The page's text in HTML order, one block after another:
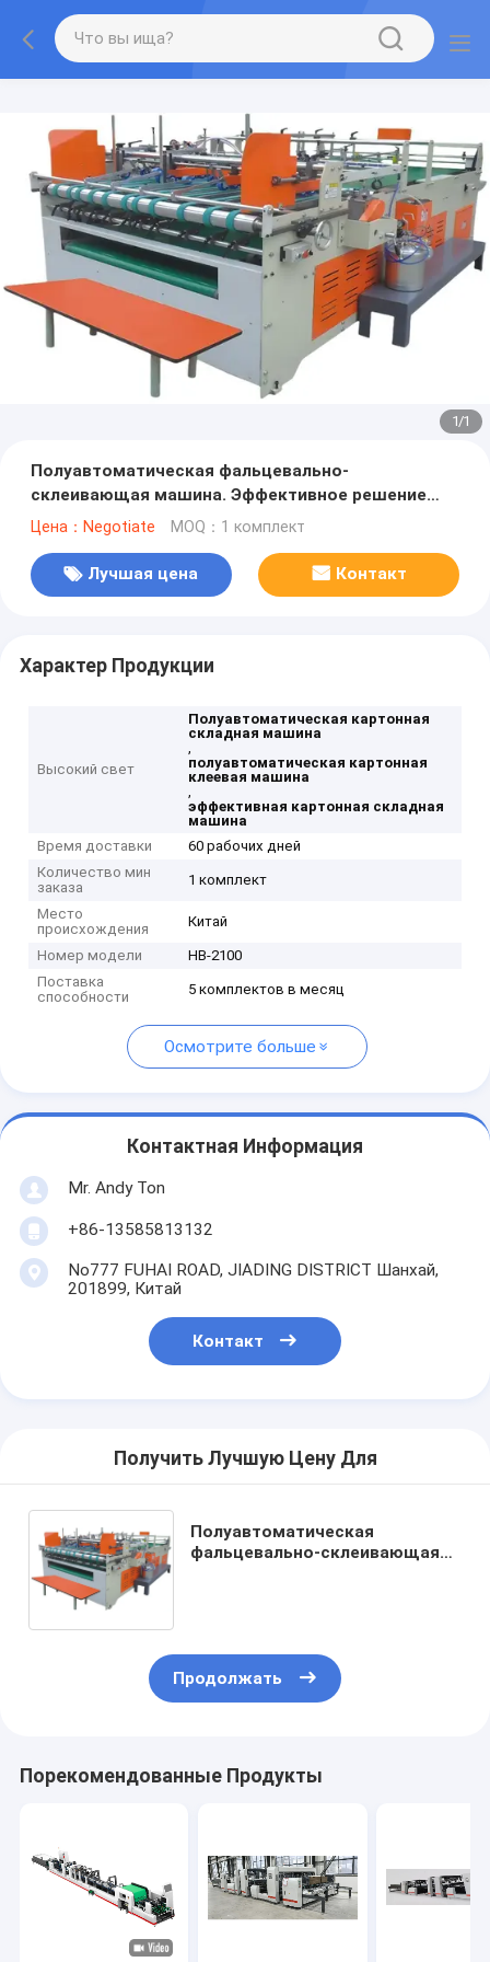
1/1
Полуавтоматическая фальцевально-
склеивающая машина. Эффективное решение
для складывания и склеивания картонных
Цена：Negotiate MOQ：1 комплект
Лучшая цена Контакт
Характер Продукции
Высокий свет
Полуавтоматическая картонная
складная машина
,
полуавтоматическая картонная
клеевая машина
,
эффективная картонная складная
машина
Время доставки
60 рабочих дней
Количество мин
заказа
1 комплект
Место
происхождения
Китай
Номер модели
HB-2100
Поставка
способности
5 комплектов в месяц
Осмотрите больше
Контактная Информация
Mr. Andy Ton
+86-13585813132
No777 FUHAI ROAD, JIADING DISTRICT Шанхай,
201899, Китай
Контакт
Получить Лучшую Цену Для
Полуавтоматическая
фальцевально-склеивающая
Продолжать
Порекомендованные Продукты